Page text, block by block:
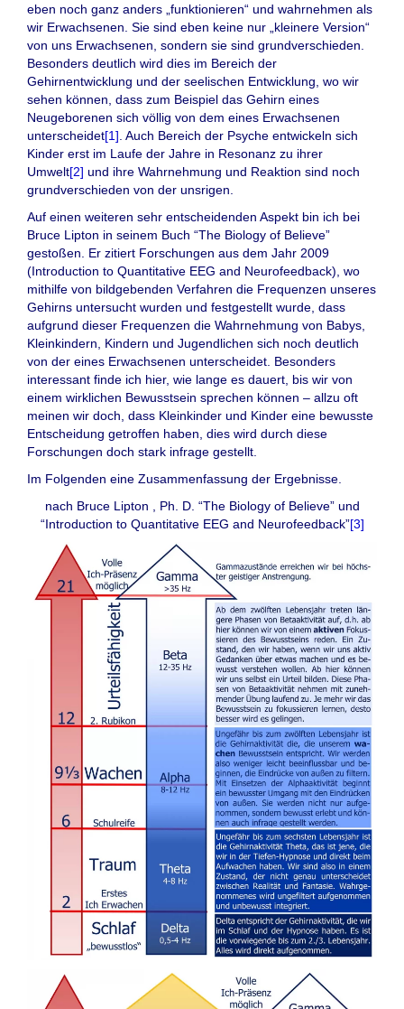
eben noch ganz anders „funktionieren“ und wahrnehmen als
wir Erwachsenen. Sie sind eben keine nur „kleinere Version“
von uns Erwachsenen, sondern sie sind grundverschieden.
Besonders deutlich wird dies im Bereich der
Gehirnentwicklung und der seelischen Entwicklung, wo wir
sehen können, dass zum Beispiel das Gehirn eines
Neugeborenen sich völlig von dem eines Erwachsenen
unterscheidet[1] . Auch Bereich der Psyche entwickeln sich
Kinder erst im Laufe der Jahre in Resonanz zu ihrer
Umwelt[2] und ihre Wahrnehmung und Reaktion sind noch
grundverschieden von der unsrigen.
Auf einen weiteren sehr entscheidenden Aspekt bin ich bei
Bruce Lipton in seinem Buch “The Biology of Believe”
gestoßen. Er zitiert Forschungen aus dem Jahr 2009
(Introduction to Quantitative EEG and Neurofeedback), wo
mithilfe von bildgebenden Verfahren die Frequenzen unseres
Gehirns untersucht wurden und festgestellt wurde, dass
aufgrund dieser Frequenzen die Wahrnehmung von Babys,
Kleinkindern, Kindern und Jugendlichen sich noch deutlich
von der eines Erwachsenen unterscheidet. Besonders
interessant finde ich hier, wie lange es dauert, bis wir von
einem wirklichen Bewusstsein sprechen können – allzu oft
meinen wir doch, dass Kleinkinder und Kinder eine bewusste
Entscheidung getroffen haben, dies wird durch diese
Forschungen doch stark infrage gestellt.
Im Folgenden eine Zusammenfassung der Ergebnisse.
nach Bruce Lipton , Ph. D. “The Biology of Believe” und
“Introduction to Quantitative EEG and Neurofeedback”[3]